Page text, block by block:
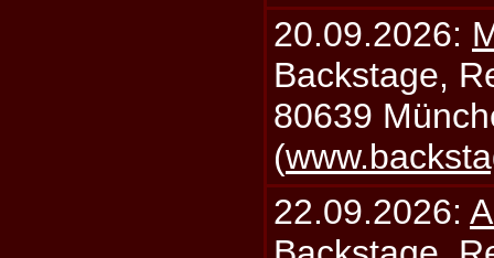
20.09.2026:
Backstage,
80639
(
22.09.2026: